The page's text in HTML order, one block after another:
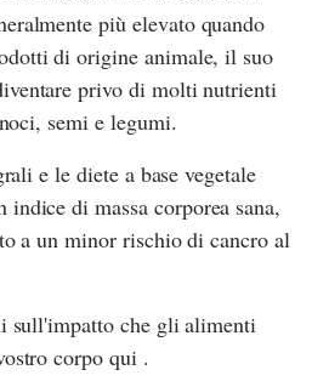
più elevato quando
di origine animale, il suo
privo di molti nutrienti
semi e legumi.
e le diete a base vegetale
indice di massa corporea sana,
a un minor rischio di cancro al
sull'impatto che gli alimenti
corpo qui .